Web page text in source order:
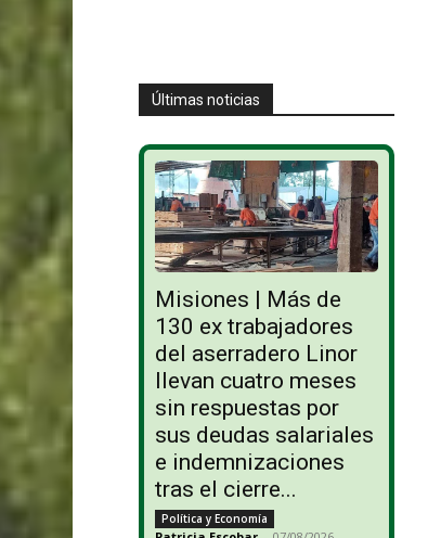
Últimas noticias
Misiones | Más de
130 ex trabajadores
del aserradero Linor
llevan cuatro meses
sin respuestas por
sus deudas salariales
e indemnizaciones
tras el cierre...
Política y Economía